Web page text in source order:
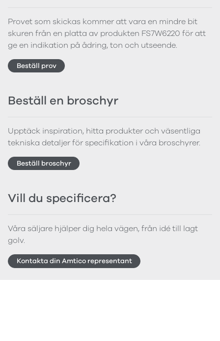
Provet som skickas kommer att vara en mindre bit
skuren från en platta av produkten FS7W6220 för att
ge en indikation på ådring, ton och utseende.
Beställ prov
Beställ en broschyr
Upptäck inspiration, hitta produkter och väsentliga
tekniska detaljer för specifikation i våra broschyrer.
Beställ broschyr
Vill du specificera?
Våra säljare hjälper dig hela vägen, från idé till lagt
golv.
Kontakta din Amtico representant